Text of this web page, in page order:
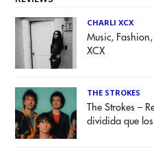
CHARLI XCX
Music,
XCX
THE STROKES
The Strokes –
dividida que